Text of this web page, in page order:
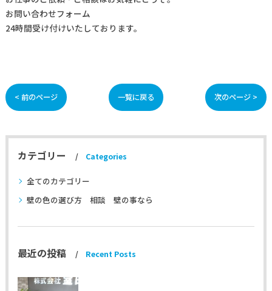
お問い合わせフォーム
24時間受け付けいたしております。
< 前のページ 一覧に戻る 次のページ >
カテゴリー Categories
全てのカテゴリー
壁の色の選び方 相談 壁の事なら
最近の投稿 Recent Posts